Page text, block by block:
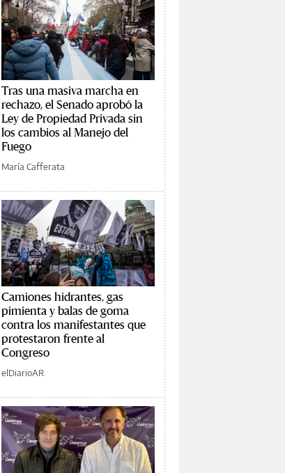
Tras una masiva marcha en
rechazo, el Senado aprobó la
Ley de Propiedad Privada sin
los cambios al Manejo del
Fuego
María Cafferata
Camiones hidrantes, gas
pimienta y balas de goma
contra los manifestantes que
protestaron frente al
Congreso
elDiarioAR